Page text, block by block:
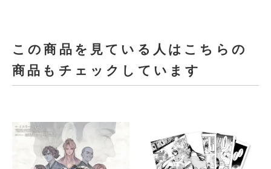
この商品を見ている人はこちらの
商品もチェックしています